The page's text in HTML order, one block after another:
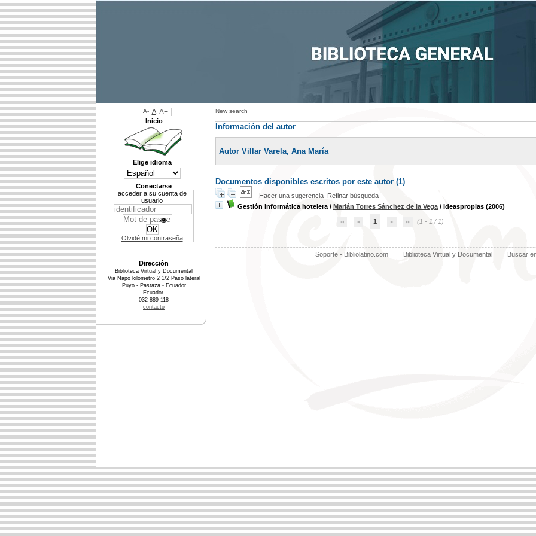
New search
Información del autor
Autor Villar Varela, Ana María
Documentos disponibles escritos por este autor (1)
Hacer una sugerencia Refinar búsqueda
Gestión informática hotelera / Marián Torres Sánchez de la Vega / Ideaspropias (2006)
1 (1 - 1 / 1)
Soporte - Bibliolatino.com Biblioteca Virtual y Documental Buscar
A- A A+
Inicio
Elige idioma
Conectarse
acceder a su cuenta de
usuario
Olvidé mi contraseña
Dirección
Biblioteca Virtual y Documental
Via Napo kilometro 2 1/2 Paso lateral
Puyo - Pastaza - Ecuador
Ecuador
032 889 118
contacto